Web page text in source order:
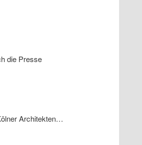
die Presse
Architekten…